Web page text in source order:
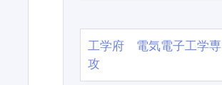
工学府 電気電子工学専
攻